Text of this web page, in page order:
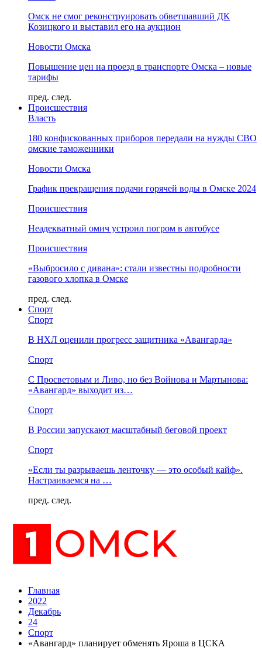
Омск не смог реконструировать обветшавший ДК
Козицкого и выставил его на аукцион
Новости Омска
Повышение цен на проезд в транспорте Омска – новые
тарифы
пред. след.
Происшествия
Власть
180 конфискованных приборов передали на нужды СВО
омские таможенники
Новости Омска
График прекращения подачи горячей воды в Омске 2024
Происшествия
Неадекватный омич устроил погром в автобусе
Происшествия
«Выбросило с дивана»: стали известны подробности
газового хлопка в Омске
пред. след.
Спорт
Спорт
В НХЛ оценили прогресс защитника «Авангарда»
Спорт
С Просветовым и Ливо, но без Войнова и Мартынова:
«Авангард» выходит из…
Спорт
В России запускают масштабный беговой проект
Спорт
«Если ты разрываешь ленточку — это особый кайф».
Настраиваемся на …
пред. след.
Главная
2022
Декабрь
24
Спорт
«Авангард» планирует обменять Яроша в ЦСКА